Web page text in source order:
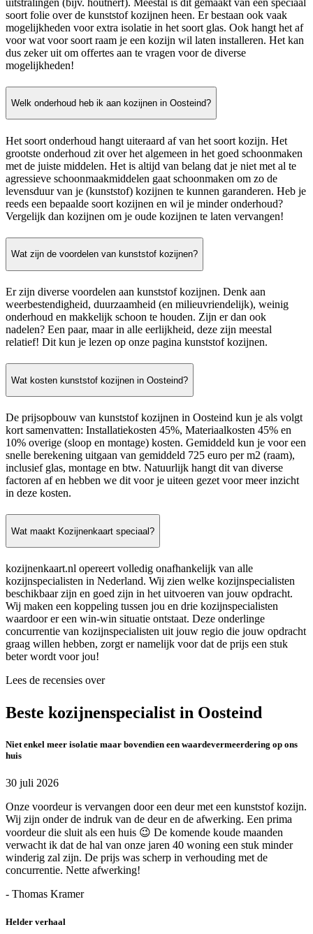
soort folie over de kunststof kozijnen heen. Er bestaan ook vaak
mogelijkheden voor extra isolatie in het soort glas. Ook hangt het af
voor wat voor soort raam je een kozijn wil laten installeren. Het kan
dus zeker uit om offertes aan te vragen voor de diverse
mogelijkheden!
Welk onderhoud heb ik aan kozijnen in Oosteind?
Het soort onderhoud hangt uiteraard af van het soort kozijn. Het
grootste onderhoud zit over het algemeen in het goed schoonmaken
met de juiste middelen. Het is altijd van belang dat je niet met al te
agressieve schoonmaakmiddelen gaat schoonmaken om zo de
levensduur van je (kunststof) kozijnen te kunnen garanderen. Heb je
reeds een bepaalde soort kozijnen en wil je minder onderhoud?
Vergelijk dan kozijnen om je oude kozijnen te laten vervangen!
Wat zijn de voordelen van kunststof kozijnen?
Er zijn diverse voordelen aan kunststof kozijnen. Denk aan
weerbestendigheid, duurzaamheid (en milieuvriendelijk), weinig
onderhoud en makkelijk schoon te houden. Zijn er dan ook
nadelen? Een paar, maar in alle eerlijkheid, deze zijn meestal
relatief! Dit kun je lezen op onze pagina kunststof kozijnen.
Wat kosten kunststof kozijnen in Oosteind?
De prijsopbouw van kunststof kozijnen in Oosteind kun je als volgt
kort samenvatten: Installatiekosten 45%, Materiaalkosten 45% en
10% overige (sloop en montage) kosten. Gemiddeld kun je voor een
snelle berekening uitgaan van gemiddeld 725 euro per m2 (raam),
inclusief glas, montage en btw. Natuurlijk hangt dit van diverse
factoren af en hebben we dit voor je uiteen gezet voor meer inzicht
in deze kosten.
Wat maakt Kozijnenkaart speciaal?
kozijnenkaart.nl opereert volledig onafhankelijk van alle
kozijnspecialisten in Nederland. Wij zien welke kozijnspecialisten
beschikbaar zijn en goed zijn in het uitvoeren van jouw opdracht.
Wij maken een koppeling tussen jou en drie kozijnspecialisten
waardoor er een win-win situatie ontstaat. Deze onderlinge
concurrentie van kozijnspecialisten uit jouw regio die jouw opdracht
graag willen hebben, zorgt er namelijk voor dat de prijs een stuk
beter wordt voor jou!
Lees de recensies over
Beste kozijnenspecialist in Oosteind
Niet enkel meer isolatie maar bovendien een waardevermeerdering op ons
huis
30 juli 2026
Onze voordeur is vervangen door een deur met een kunststof kozijn.
Wij zijn onder de indruk van de deur en de afwerking. Een prima
voordeur die sluit als een huis 😉 De komende koude maanden
verwacht ik dat de hal van onze jaren 40 woning een stuk minder
winderig zal zijn. De prijs was scherp in verhouding met de
concurrentie. Nette afwerking!
- Thomas Kramer
Helder verhaal